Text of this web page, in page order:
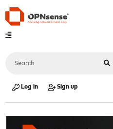
Log in Sign up